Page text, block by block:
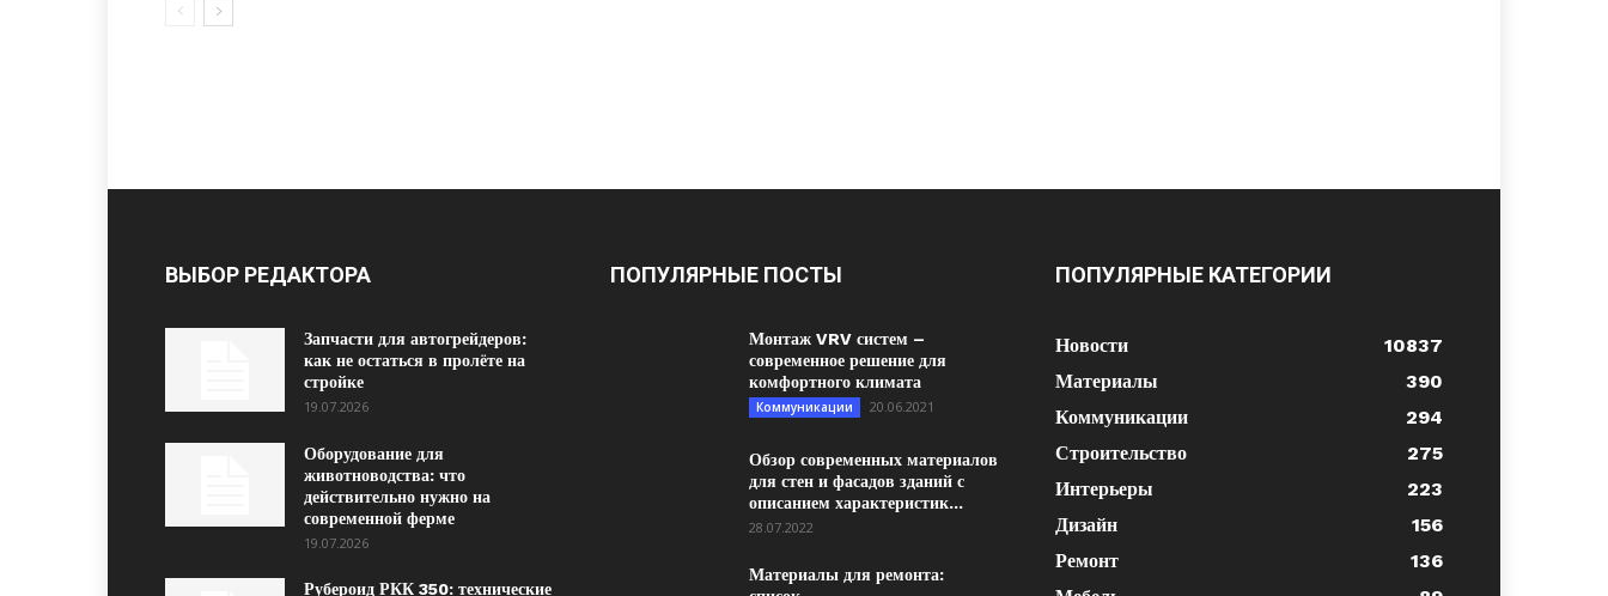
ВЫБОР РЕДАКТОРА
Запчасти для автогрейдеров:
как не остаться в пролёте на
стройке
19.07.2026
Оборудование для
животноводства: что
действительно нужно на
современной ферме
19.07.2026
Рубероид РКК 350: технические
ПОПУЛЯРНЫЕ ПОСТЫ
Монтаж VRV систем –
современное решение для
комфортного климата
Коммуникации 20.06.2021
Обзор современных материалов
для стен и фасадов зданий с
описанием характеристик...
28.07.2022
Материалы для ремонта:
ПОПУЛЯРНЫЕ КАТЕГОРИИ
Новости
10837
Материалы
390
Коммуникации
294
Строительство
275
Интерьеры
223
Дизайн
156
Ремонт
136